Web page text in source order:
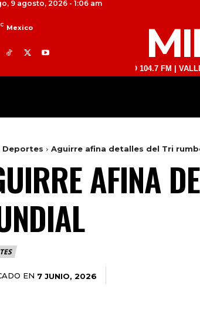
9 agosto, 2026 - 1:06 am
C Mexico
98.9 FM | ATLACOMULCO 104.7 FM | VALLE DE
Deportes Aguirre afina detalles del Tri
AFINA
EN 7 JUNIO, 2026